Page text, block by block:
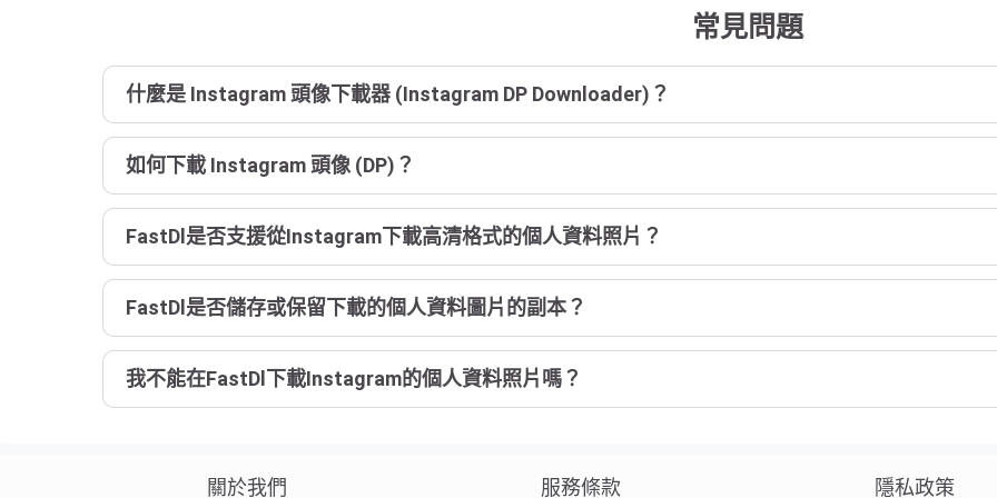
常見問題
什麼是 Instagram 頭像下載器 (Instagram DP Downloader)？
如何下載 Instagram 頭像 (DP)？
FastDl是否支援從Instagram下載高清格式的個人資料照片？
FastDl是否儲存或保留下載的個人資料圖片的副本？
我不能在FastDl下載Instagram的個人資料照片嗎？
關於我們 服務條款 隱私政策